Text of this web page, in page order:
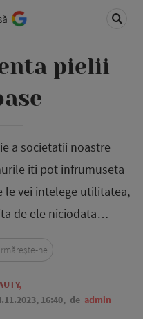
pielii
a societatii noastre
iti pot infrumuseta
le vei intelege utilitatea,
de ele niciodata…
,
16:40, de admin
ne